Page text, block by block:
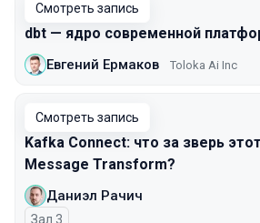
Смотреть запись
dbt — ядро современной
Евгений Ермаков Toloka Ai Inc
Смотреть запись
Kafka Connect: что за зверь
Message Transform?
Даниэл Рачич
Зал 3